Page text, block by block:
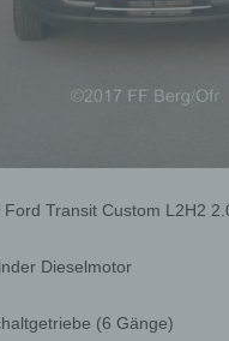
Ford Transit Custom L2H2
Dieselmotor
(6 Gänge)